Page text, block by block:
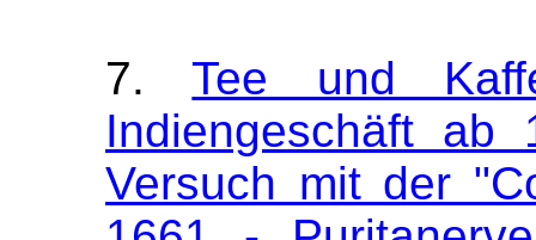
7.Tee und
Indiengeschäft ab
Versuch mit der